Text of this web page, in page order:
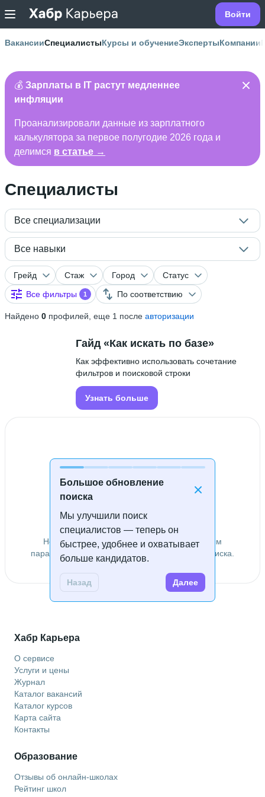
Войти
ВакансииСпециалистыКурсы и обучениеЭкспертыКомпании
💰 Зарплаты в IT растут медленнее
инфляции
Проанализировали данные из зарплатного
калькулятора за первое полугодие 2026 года и
делимся в статье →
Специалисты
Все специализации
Все навыки
Грейд Стаж Город
Статус
Все фильтры
1 По соответствию
Найдено 0 профилей, еще 1 после авторизации
Большое обновление
поиска
Мы улучшили поиск
специалистов — теперь он
быстрее, удобнее и охватывает
больше кандидатов.
Назад Далее
Гайд «Как искать по базе»
Как эффективно использовать сочетание
фильтров и поисковой строки
Узнать больше
Специалисты не найдены
Не удалось найти специалистов по заданным
параметрам. Попробуйте изменить условия поиска.
Хабр Карьера
О сервисе
Услуги и цены
Журнал
Каталог вакансий
Каталог курсов
Карта сайта
Контакты
Образование
Отзывы об онлайн-школах
Рейтинг школ